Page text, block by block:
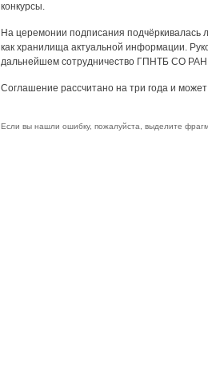
конкурсы.
На церемонии подписания подчёркивалась
как хранилища актуальной информации.
дальнейшем сотрудничество ГПНТБ СО
Соглашение рассчитано на три года и
Если вы нашли ошибку, пожалуйста, выделите